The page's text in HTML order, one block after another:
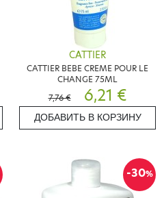
CATTIER
CATTIER BEBE CREME POUR LE
CHANGE 75ML
7,76 €
6,21 €
ДОБАВИТЬ В КОРЗИНУ
-30%